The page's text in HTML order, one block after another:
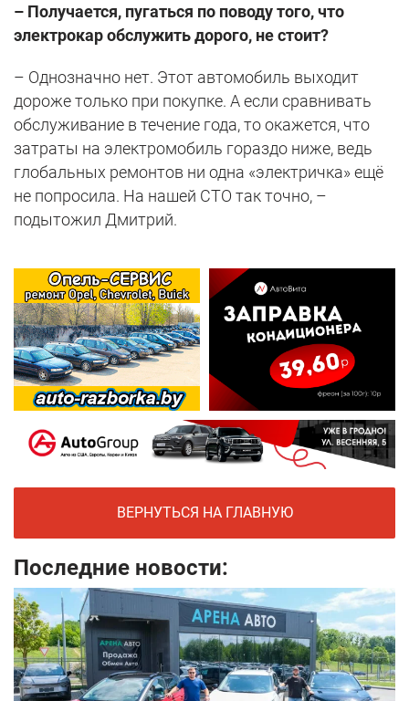
– Получается, пугаться по поводу того, что
электрокар обслужить дорого, не стоит?
– Однозначно нет. Этот автомобиль выходит
дороже только при покупке. А если сравнивать
обслуживание в течение года, то окажется, что
затраты на электромобиль гораздо ниже, ведь
глобальных ремонтов ни одна «электричка» ещё
не попросила. На нашей СТО так точно, –
подытожил Дмитрий.
ВЕРНУТЬСЯ НА ГЛАВНУЮ
Последние новости: